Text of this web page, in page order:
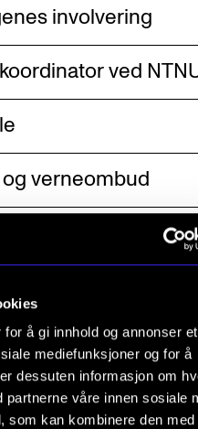
å gi innhold og annonser et
mediefunksjoner og for å
dessuten informasjon om
våre innen sosiale
som kan kombinere den med
involvering
ved
verneombud
,